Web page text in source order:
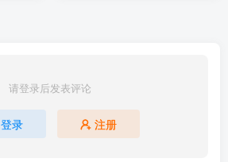
请登录后发表评论
登录 注册